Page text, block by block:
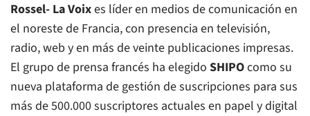
Rossel- LaVoixes líder en medios de comunicación en
el noreste de Francia, con presencia en televisión,
radio, web y en más de veinte publicaciones impresas.
El grupo de prensa francés ha elegido SHIPOcomo su
nueva plataforma de gestión de suscripciones para sus
más de 500.000 suscriptores actuales en papel y digital